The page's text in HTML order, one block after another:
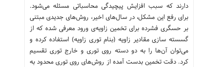
دارند که سبب افزایش پیچیدگی محاسباتی مسئله می‌شود.
برای رفع این مشکل، در سال‌های اخیر، روش‌های جدیدی مبتنی
بر حسگری فشرده برای تخمین زاویه‌ی ورود معرفی شده که از
گسسته سازی مقادیر زاویه (بنام توری زاویه) استفاده کرده و
می‌توان آن‌ها را به دو دسته روی توری و خارج توری تقسیم
کرد. دقت تخمین بدست آمده از روش‌های روی توری محدود به